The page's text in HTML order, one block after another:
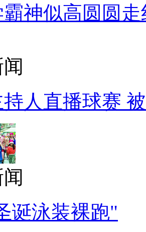
神似高圆圆走
人直播球赛
诞泳装裸跑"